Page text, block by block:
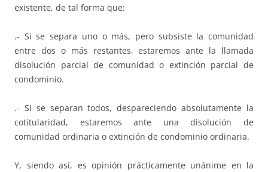
existente, de tal forma que:
.- Si se separa uno o más, pero subsiste la comunidad
entre dos o más restantes, estaremos ante la llamada
disolución parcial de comunidad o extinción parcial de
condominio.
.- Si se separan todos, despareciendo absolutamente la
cotitularidad, estaremos ante una disolución de
comunidad ordinaria o extinción de condominio ordinaria.
Y, siendo así, es opinión prácticamente unánime en la